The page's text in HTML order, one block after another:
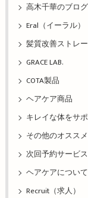
高木千華のブログ
Eral（イーラル）
髪質改善ストレ
GRACE LAB.
COTA製品
ヘアケア商品
キレイな体をサ
その他のオスス
次回予約サービ
ヘアケアについて
Recruit（求人）